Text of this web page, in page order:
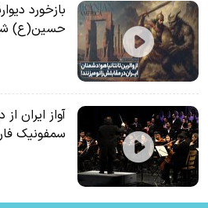
بازخورد
حسین(ع)
آواز ایران
سمفونیک